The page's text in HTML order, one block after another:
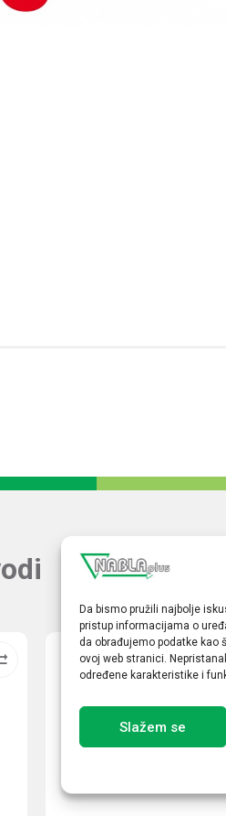
Da bismo pružili najbolje
pristup informacijama o
da obrađujemo podatke kao
ovoj web stranici.
određene karakteristike i
Slažem se